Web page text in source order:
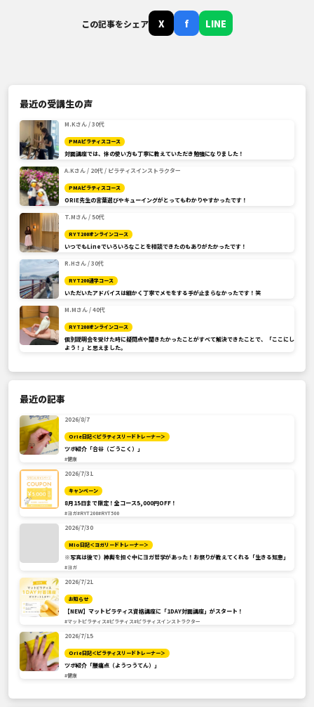
この記事をシェア X f LINE
最近の受講生の声
M.Kさん / 30代
PMAピラティスコース
対面講座では、体の使い方も丁寧に教えていただき勉強になりました！
A.Kさん / 20代 / ピラティスインストラクター
PMAピラティスコース
ORIE先生の言葉選びやキューイングがとってもわかりやすかったです！
T.Mさん / 50代
RYT200オンラインコース
いつでもLineでいろいろなことを相談できたのもありがたかったです！
R.Hさん / 30代
RYT200通学コース
いただいたアドバイスは細かく丁寧でメモをする手が止まらなかったです！笑
M.Mさん / 40代
RYT200オンラインコース
個別説明会を受けた時に疑問点や聞きたかったことがすべて解決できたことで、「ここにし
よう！」と思えました。
最近の記事
2026/8/7
Orie日記＜ピラティスリードトレーナー＞
ツボ紹介「合谷（ごうこく）」
#健康
2026/7/31
キャンペーン
8月15日まで限定！全コース5,000円OFF！
#ヨガ#RYT200#RYT500
2026/7/30
Mio日記＜ヨガリードトレーナー＞
※写真は後で）神輿を担ぐ中にヨガ哲学があった！お祭りが教えてくれる「生きる知恵」
#ヨガ
2026/7/21
お知らせ
【NEW】マットピラティス資格講座に「1DAY対面講座」がスタート！
#マットピラティス#ピラティス#ピラティスインストラクター
2026/7/15
Orie日記＜ピラティスリードトレーナー＞
ツボ紹介「腰痛点（ようつうてん）」
#健康